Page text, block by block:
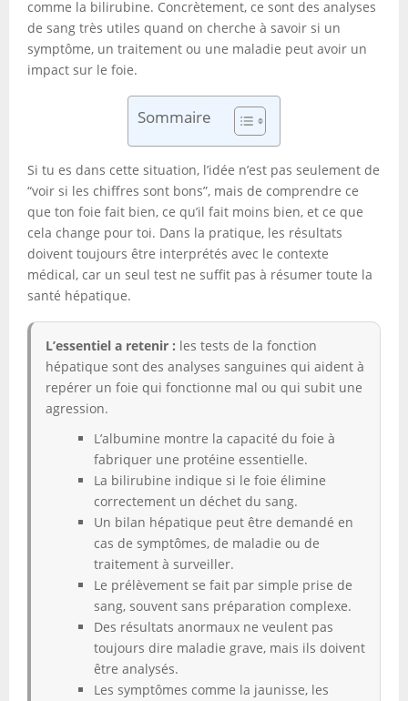
comme la bilirubine. Concrètement, ce sont des analyses
de sang très utiles quand on cherche à savoir si un
symptôme, un traitement ou une maladie peut avoir un
impact sur le foie.
Sommaire
Si tu es dans cette situation, l’idée n’est pas seulement de
“voir si les chiffres sont bons”, mais de comprendre ce
que ton foie fait bien, ce qu’il fait moins bien, et ce que
cela change pour toi. Dans la pratique, les résultats
doivent toujours être interprétés avec le contexte
médical, car un seul test ne suffit pas à résumer toute la
santé hépatique.
L’essentiel a retenir : les tests de la fonction
hépatique sont des analyses sanguines qui aident à
repérer un foie qui fonctionne mal ou qui subit une
agression.
L’albumine montre la capacité du foie à
fabriquer une protéine essentielle.
La bilirubine indique si le foie élimine
correctement un déchet du sang.
Un bilan hépatique peut être demandé en
cas de symptômes, de maladie ou de
traitement à surveiller.
Le prélèvement se fait par simple prise de
sang, souvent sans préparation complexe.
Des résultats anormaux ne veulent pas
toujours dire maladie grave, mais ils doivent
être analysés.
Les symptômes comme la jaunisse, les